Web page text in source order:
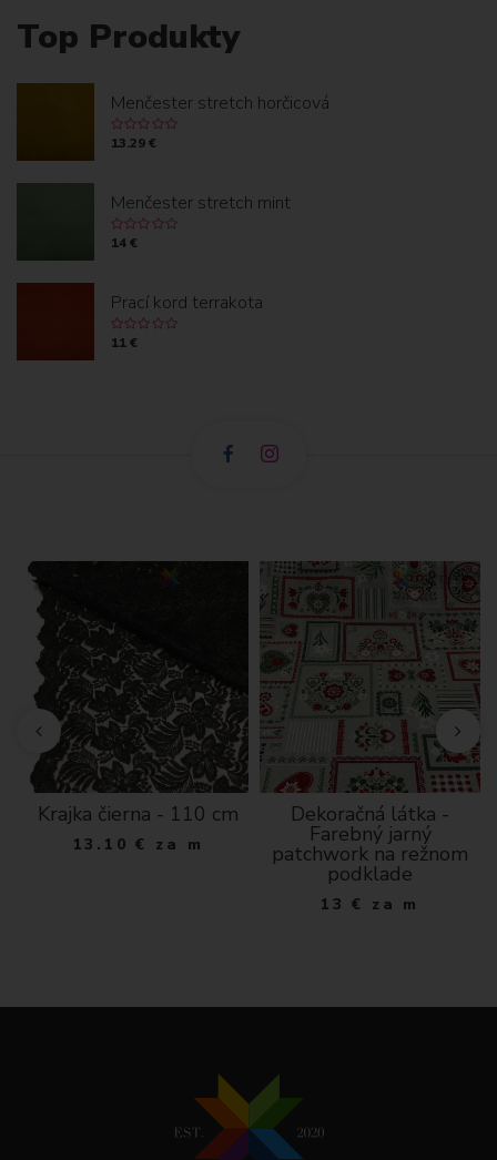
Top Produkty
Menčester stretch horčicová
13.29 €
Menčester stretch mint
14 €
Prací kord terrakota
11 €
Krajka čierna - 110 cm
13.10 € za m
Dekoračná látka -
Farebný jarný
patchwork na režnom
podklade
13 € za m